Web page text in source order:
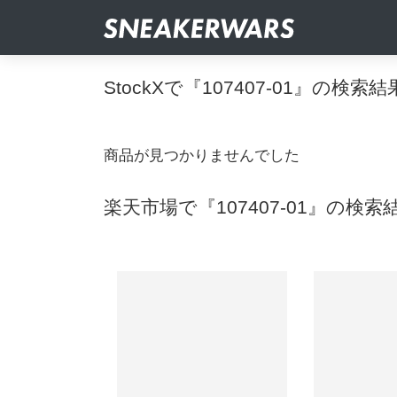
StockXで『107407-01』の検索結
商品が見つかりませんでした
楽天市場で『107407-01』の検索